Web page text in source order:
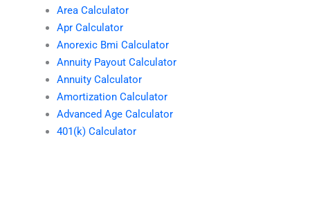
Area Calculator
Apr Calculator
Anorexic Bmi Calculator
Annuity Payout Calculator
Annuity Calculator
Amortization Calculator
Advanced Age Calculator
401(k) Calculator